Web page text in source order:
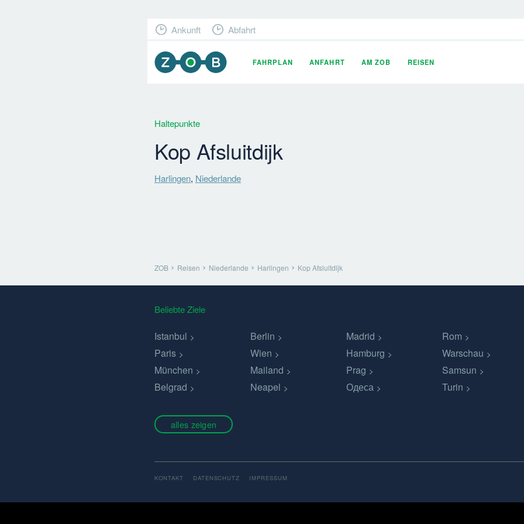
FAHRPLAN ANFAHRT AM ZOB REISEN
Ankunft Abfahrt
Haltepunkte
Kop Afsluitdijk
Harlingen, Niederlande
ZOB Reisen Niederlande Harlingen Kop Afsluitdijk
Beliebte Ziele
Istanbul Berlin Madrid Rom
Paris
Wien Hamburg Warschau
München
Mailand Prag Samsun
Belgrad
Neapel Одеса Turin
alles zeigen
KONTAKT DATENSCHUTZ IMPRESSUM